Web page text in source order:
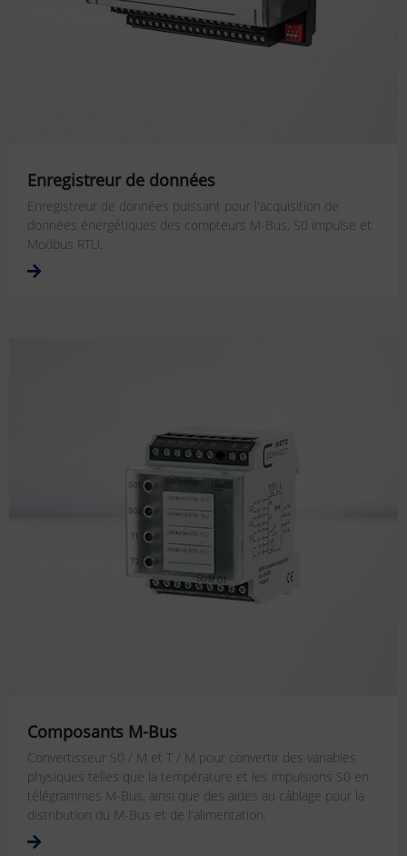
Enregistreur de données
Enregistreur de données puissant pour l'acquisition de
données énergétiques des compteurs M-Bus, S0 impulse et
Modbus RTU.
Composants M-Bus
Convertisseur S0 / M et T / M pour convertir des variables
physiques telles que la température et les impulsions S0 en
télégrammes M-Bus, ainsi que des aides au câblage pour la
distribution du M-Bus et de l'alimentation.